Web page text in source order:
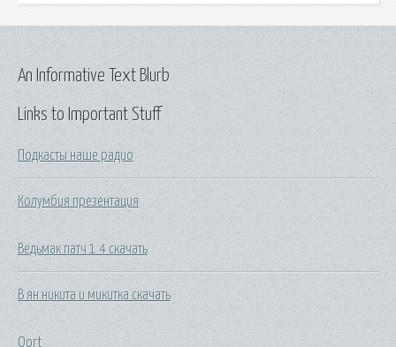
Links to Important Stuff
Подкасты наше радио
Колумбия презентация
Ведьмак патч 1 4 скачать
В ян никита и микитка скачать
Oort
An Informative Text Blurb